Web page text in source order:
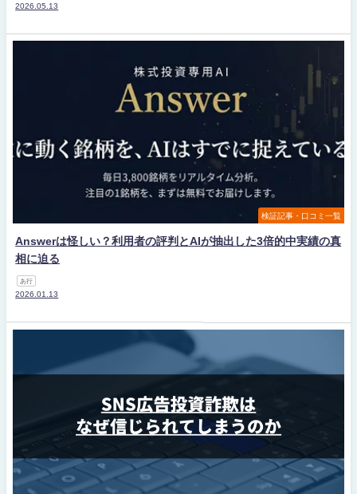
2026.05.13
検証記事・口コミ一覧
Answerは怪しい？利用者の評判とAIが抽出した3倍的中実績の真
相に迫る
あ行
2026.01.13